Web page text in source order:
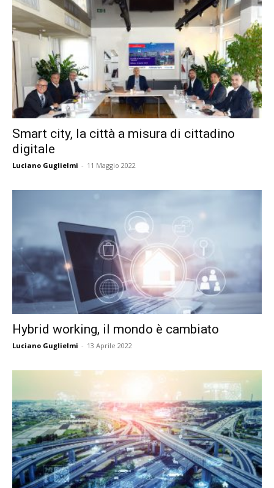
Smart city, la città a misura di cittadino
digitale
Luciano Guglielmi - 11 Maggio 2022
Hybrid working, il mondo è cambiato
Luciano Guglielmi - 13 Aprile 2022